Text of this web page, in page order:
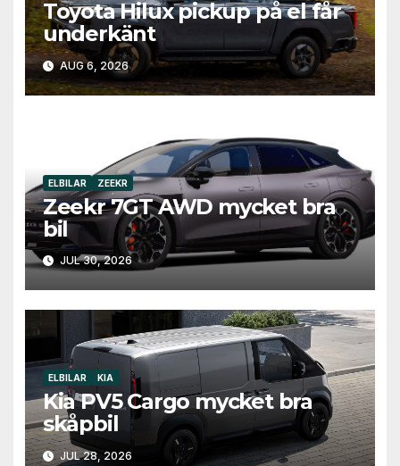
Toyota Hilux pickup på el får
underkänt
AUG 6, 2026
ELBILAR ZEEKR
Zeekr 7GT AWD mycket bra
bil
JUL 30, 2026
ELBILAR KIA
Kia PV5 Cargo mycket bra
skåpbil
JUL 28, 2026